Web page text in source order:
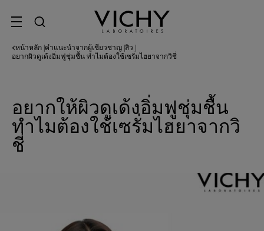
SITE MENU
หน้าหลัก คำแนะนำจากผู้เชี่ยวชาญ สิว
อยากผิวดูเด้งอิ่มฟูชุ่มชื้น ทำไมต้องใช้เซรั่มไฮยาจากวิชี่
อยากให้ผิวดูเด้งอิ่มฟูชุ่มชื้น
ทำไมต้องใช้เซรั่มไฮยาจากวิ
ชี่